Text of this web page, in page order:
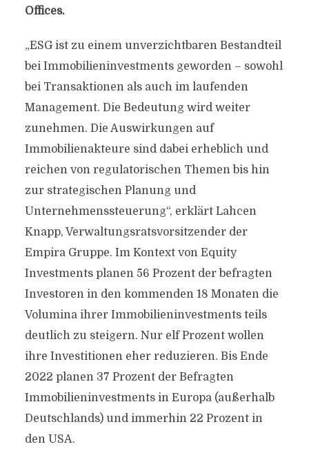
Offices.
„ESG ist zu einem unverzichtbaren Bestandteil
bei Immobilieninvestments geworden – sowohl
bei Transaktionen als auch im laufenden
Management. Die Bedeutung wird weiter
zunehmen. Die Auswirkungen auf
Immobilienakteure sind dabei erheblich und
reichen von regulatorischen Themen bis hin
zur strategischen Planung und
Unternehmenssteuerung“, erklärt Lahcen
Knapp, Verwaltungsratsvorsitzender der
Empira Gruppe. Im Kontext von Equity
Investments planen 56 Prozent der befragten
Investoren in den kommenden 18 Monaten die
Volumina ihrer Immobilieninvestments teils
deutlich zu steigern. Nur elf Prozent wollen
ihre Investitionen eher reduzieren. Bis Ende
2022 planen 37 Prozent der Befragten
Immobilieninvestments in Europa (außerhalb
Deutschlands) und immerhin 22 Prozent in
den USA.